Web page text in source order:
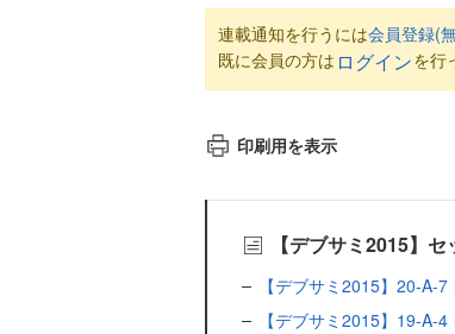
連載通知を行うには会員登録(
既に会員の方は ログインを行
印刷用を表示
【デブサミ2015】
【デブサミ2015】20-
【デブサミ2015】19-